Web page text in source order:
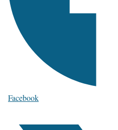
Facebook